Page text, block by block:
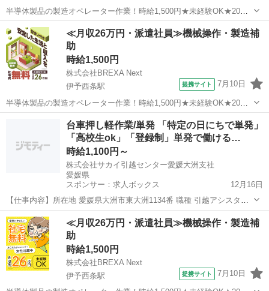
半導体製品の製造オペレーター作業！時給1,500円★未経験OK★20～
40代の男女活躍中◎お友達やカップルとの応募OK◎クリーンルーム作
業！空調完備で働きやすい★1食200円～格安食堂あり◎《愛媛県西条
市》 人気の工場のお...
愛媛 西条市 伊予西条駅 その他
≪月収26万円・派遣社員≫機械操作・製造補
助
時給1,500円
株式会社BREXA Next
伊予西条駅
提携サイト 7月10日
半導体製品の製造オペレーター作業！時給1,500円★未経験OK★20～
40代の男女活躍中◎お友達やカップルとの応募OK◎クリーンルーム作
業！空調完備で働きやすい★1食200円～格安食堂あり◎《愛媛県西条
市》 人気の工場のお...
伊予西条駅 その他
台車押し軽作業/単発 「特定の日にちで単発」
「高校生ok」「登録制」単発で働ける…
時給1,100円～
株式会社サカイ引越センター愛媛大洲支社
愛媛県
スポンサー：求人ボックス
12月16日
【仕事内容】所在地 愛媛県大洲市東大洲1134番 職種 引越アシスタン
ト 給与 時給1100円 給与詳細 時給1100円(高校生は1050円) 研修期間な
し <収入例> ・週2日働く大学生 自分のペースで働く 時給1100円×1
日...
アルバイト・パート
≪月収26万円・派遣社員≫機械操作・製造補
助
時給1,500円
株式会社BREXA Next
伊予西条駅
提携サイト 7月10日